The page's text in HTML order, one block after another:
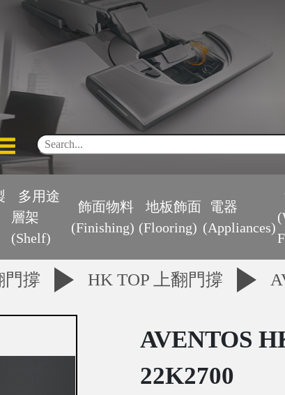
多用途
層架
(Shelf)
飾面物料
(Finishing)
地板飾面
(Flooring)
電器
(Appliances)
門撐 HK TOP 上翻門撐
AVENTOS
22K2700